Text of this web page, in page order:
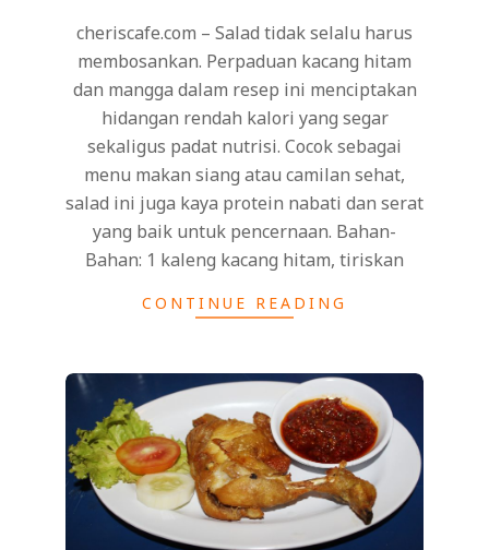
cheriscafe.com – Salad tidak selalu harus
membosankan. Perpaduan kacang hitam
dan mangga dalam resep ini menciptakan
hidangan rendah kalori yang segar
sekaligus padat nutrisi. Cocok sebagai
menu makan siang atau camilan sehat,
salad ini juga kaya protein nabati dan serat
yang baik untuk pencernaan. Bahan-
Bahan: 1 kaleng kacang hitam, tiriskan
CONTINUE READING